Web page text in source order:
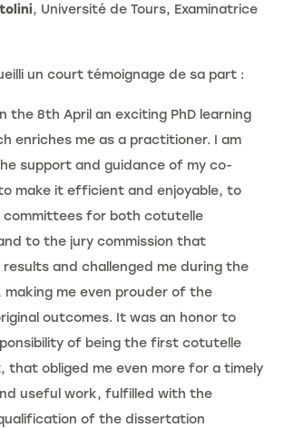
, Université de Tours, Examinatrice
un court témoignage de sa part :
the 8th April an exciting PhD learning
enriches me as a practitioner. I am
support and guidance of my co-
make it efficient and enjoyable, to
committees for both cotutelle
to the jury commission that
results and challenged me during the
making me even prouder of the
outcomes. It was an honor to
of being the first cotutelle
that obliged me even more for a timely
useful work, fulfilled with the
of the dissertation